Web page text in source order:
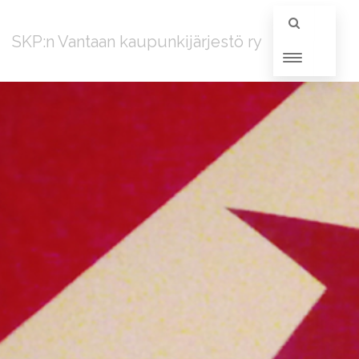
SKP:n Vantaan kaupunkijärjestö ry